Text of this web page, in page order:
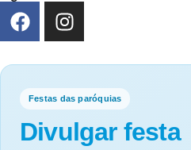
Festas das paróquias
Divulgar festa